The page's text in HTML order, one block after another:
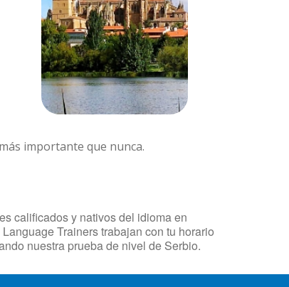
importante que nunca.
calificados y nativos del idioma en
Trainers trabajan con tu horario
nuestra prueba de nivel de Serbio.